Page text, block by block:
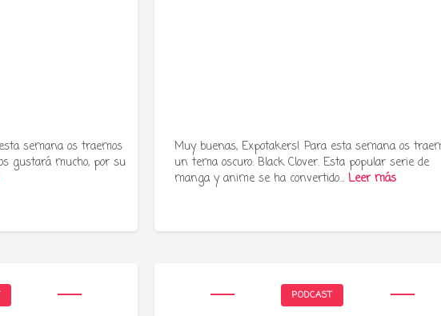
semana os traemos
gustará mucho, por su
Muy buenas, Expotakers! Para esta semana os
un tema oscuro: Black Clover. Esta popular serie de
manga y anime se ha convertido…Leer más
PODCAST